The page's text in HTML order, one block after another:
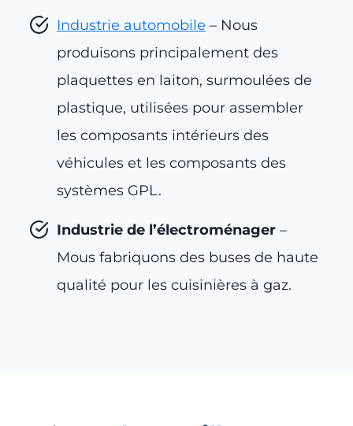
Industrie automobile – Nous
produisons principalement des
plaquettes en laiton, surmoulées de
plastique, utilisées pour assembler
les composants intérieurs des
véhicules et les composants des
systèmes GPL.
Industrie de l’électroménager –
Mous fabriquons des buses de haute
qualité pour les cuisinières à gaz.